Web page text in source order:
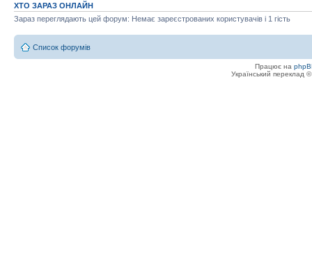
ХТО ЗАРАЗ ОНЛАЙН
Зараз переглядають цей форум: Немає зареєстрованих користувачів і 1 гість
Список форумів
Працює на
Український переклад